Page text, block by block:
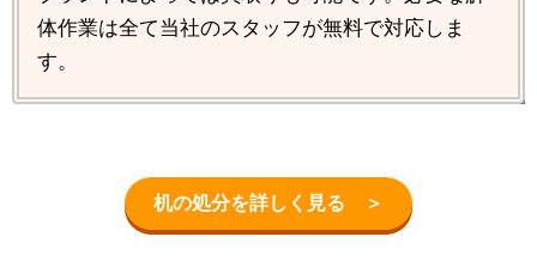
体作業は全て当社のスタッフが無料で対応しま
す。
机の処分を詳しく見る ＞